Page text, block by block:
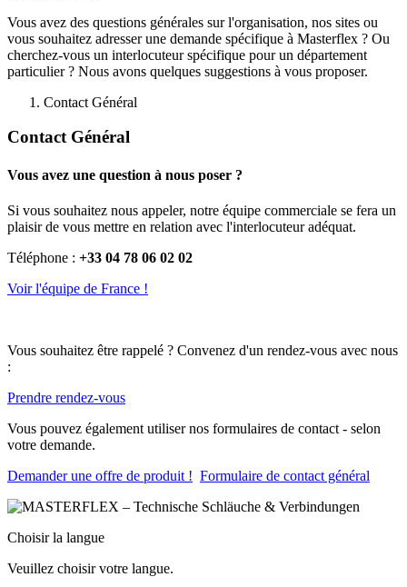
Vous avez des questions générales sur l'organisation, nos sites ou
vous souhaitez adresser une demande spécifique à Masterflex ? Ou
cherchez-vous un interlocuteur spécifique pour un département
particulier ? Nous avons quelques suggestions à vous proposer.
Contact Général
Contact Général
Vous avez une question à nous poser ?
Si vous souhaitez nous appeler, notre équipe commerciale se fera un
plaisir de vous mettre en relation avec l'interlocuteur adéquat.
Téléphone : +33 04 78 06 02 02
Voir l'équipe de France !
Vous souhaitez être rappelé ? Convenez d'un rendez-vous avec nous
:
Prendre rendez-vous
Vous pouvez également utiliser nos formulaires de contact - selon
votre demande.
Demander une offre de produit ! Formulaire de contact général
Choisir la langue
Veuillez choisir votre langue.